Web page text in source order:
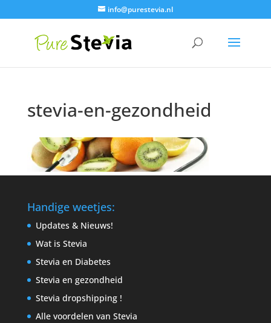
info@purestevia.nl
stevia-en-gezondheid
Handige weetjes:
Updates & Nieuws!
Wat is Stevia
Stevia en Diabetes
Stevia en gezondheid
Stevia dropshipping !
Alle voordelen van Stevia